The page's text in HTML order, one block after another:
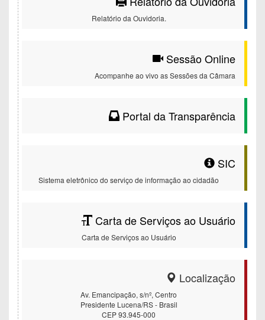
Relatório da Ouvidoria.
Sessão Online
Acompanhe ao vivo as Sessões da Câmara
Portal da Transparência
SIC
Sistema eletrônico do serviço de informação ao cidadão
Carta de Serviços ao Usuário
Carta de Serviços ao Usuário
Localização
Av. Emancipação, s/nº, Centro
Presidente Lucena/RS - Brasil
CEP 93.945-000